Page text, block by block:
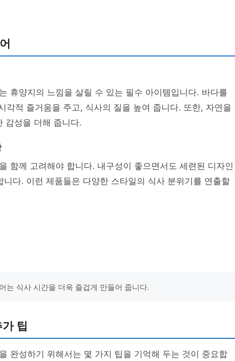
휴양지의 느낌을 살릴 수 있는 필수 아이템입니다. 바다를
각적 즐거움을 주고, 식사의 질을 높여 줍니다. 또한, 자연을
감성을 더해 줍니다.
함께 고려해야 합니다. 내구성이 좋으면서도 세련된 디자인
다. 이런 제품들은 다양한 스타일의 식사 분위기를 연출할
는 식사 시간을 더욱 즐겁게 만들어 줍니다.
팁
완성하기 위해서는 몇 가지 팁을 기억해 두는 것이 중요합